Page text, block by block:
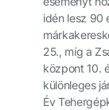
idén lesz 90
25., míg a
központ 10.
különleges
Év